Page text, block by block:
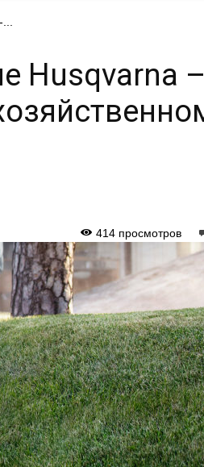
Husqvarna –
414 просмотров